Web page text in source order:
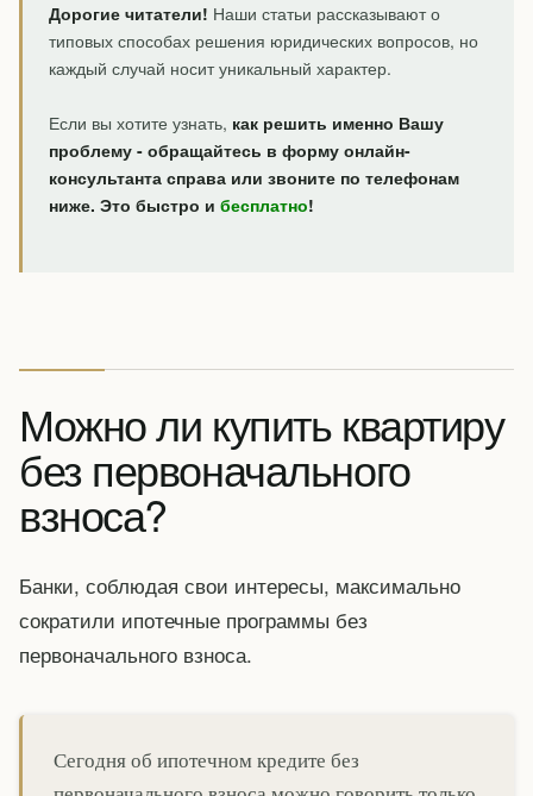
Дорогие читатели! Наши статьи рассказывают о
типовых способах решения юридических вопросов, но
каждый случай носит уникальный характер.
Если вы хотите узнать, как решить именно Вашу
проблему - обращайтесь в форму онлайн-
консультанта справа или звоните по телефонам
ниже. Это быстро и бесплатно!
Можно ли купить квартиру
без первоначального
взноса?
Банки, соблюдая свои интересы, максимально
сократили ипотечные программы без
первоначального взноса.
Сегодня об ипотечном кредите без